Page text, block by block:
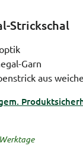
Strickschal
Garn
aus